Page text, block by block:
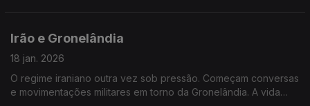
Irão e Gronelândia
18 jan. 2026
O regime iraniano outra vez sob pressão. Começam conversas
e movimentações militares em torno da Gronelândia. A vida